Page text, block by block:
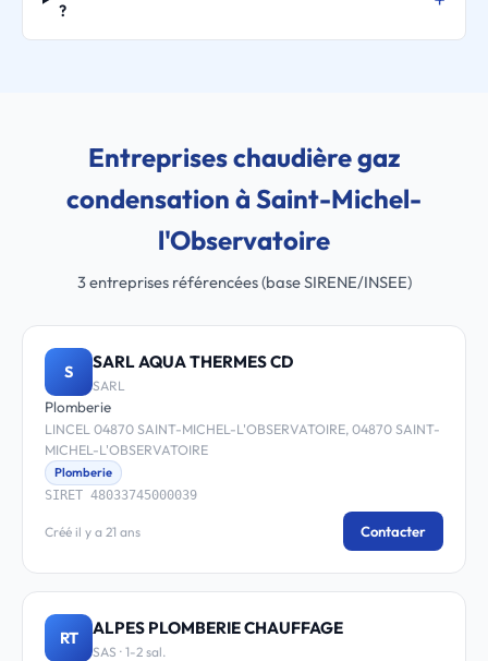
?
Entreprises chaudière gaz
condensation à Saint-Michel-
l'Observatoire
3 entreprises référencées (base SIRENE/INSEE)
S SARL AQUA THERMES CD
SARL
Plomberie
LINCEL 04870 SAINT-MICHEL-L'OBSERVATOIRE, 04870 SAINT-
MICHEL-L'OBSERVATOIRE
Plomberie
SIRET 48033745000039
Créé il y a 21 ans Contacter
RT ALPES PLOMBERIE CHAUFFAGE
SAS · 1-2 sal.